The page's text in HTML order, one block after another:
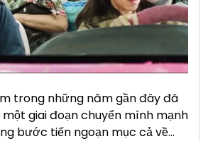
trong những năm gần đây đã
giai đoạn chuyển mình mạnh
bước tiến ngoạn mục cả về…